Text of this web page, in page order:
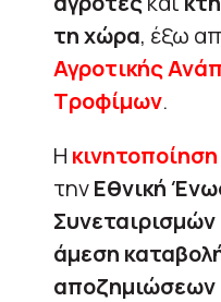
τη χώρα, έξω
Αγροτικής
Τροφίμων.
Η κινητοποίηση
τηνΕθνική
Συνεταιρισμών
άμεση
αποζημιώσεων